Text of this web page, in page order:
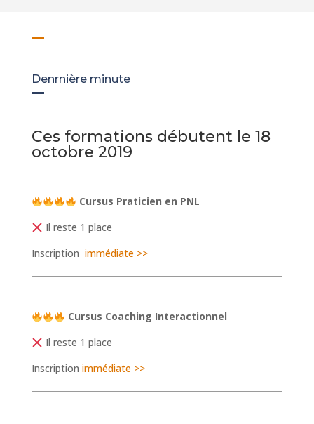
Denrnière minute
Ces formations débutent le 18
octobre 2019
Cursus Praticien en PNL
Il reste 1 place
Inscription immédiate >>
Cursus Coaching Interactionnel
Il reste 1 place
Inscription immédiate >>